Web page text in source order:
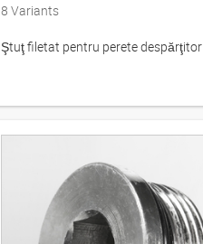
8 Variants
Ştuţ filetat pentru perete despărţitor